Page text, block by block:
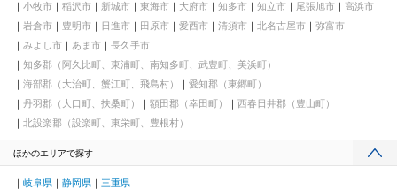
小牧市
稲沢市 新城市 東海市 大府市 知多市 知立市 尾張旭市
高浜市
岩倉市
豊明市 日進市 田原市 愛西市 清須市 北名古屋市
弥富市
みよし市
あま市
長久手市
知多郡（阿久比町、東浦町、南知多町、武豊町、美浜町）
海部郡（大治町、蟹江町、飛島村）
愛知郡（東郷町）
丹羽郡（大口町、扶桑町）
額田郡（幸田町）
西春日井郡（豊山町）
北設楽郡（設楽町、東栄町、豊根村）
ほかのエリアで探す
岐阜県 静岡県 三重県